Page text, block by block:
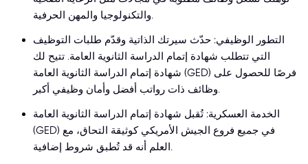
والتكنولوجيا والمهن الحرفية.
التطور الوظيفي: حدّث سيرتك الذاتية وقدّم طلبات التوظيف
التي تتطلب شهادة إتمام الدراسة الثانوية العامة. تتيح لك
شهادة إتمام الدراسة الثانوية العامة (GED) فرصًا للحصول على
وظائف ذات رواتب أفضل وأمان وظيفي أكبر.
الخدمة العسكرية: تُقبل شهادة إتمام الدراسة الثانوية العامة
(GED) في جميع فروع الجيش الأمريكي كوثيقة التحاق، مع
العلم أنه قد تُطبق شروط إضافية.